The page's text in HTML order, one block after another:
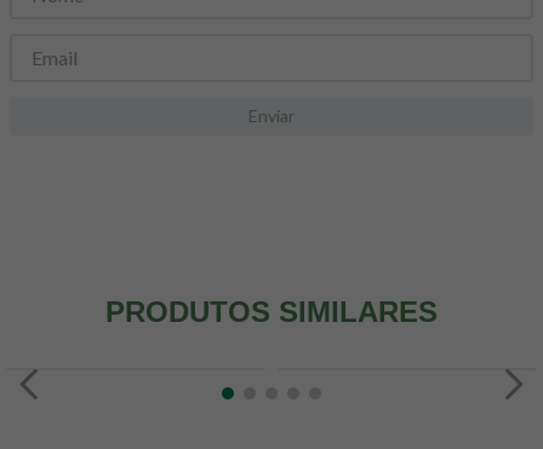
Enviar
PRODUTOS SIMILARES
8º snack proteico mundo verde
9 psyllium